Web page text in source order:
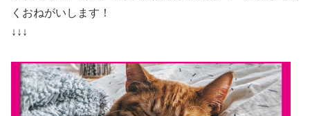
くおねがいします！
↓↓↓